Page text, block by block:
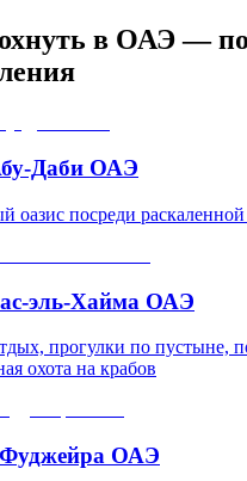
в ОАЭ —
Даби ОАЭ
оазис посреди
эль-Хайма ОАЭ
прогулки по пустыне,
охота на крабов
ОАЭ